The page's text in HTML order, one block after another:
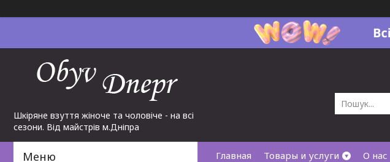
Шкіряне взуття жіноче та чоловіче - на всі
сезони. Від майстрів м.Дніпра
Главная Товары и услуги О нас